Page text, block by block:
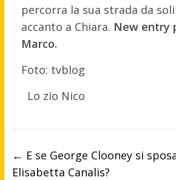
percorra la sua strada da
accanto a Chiara. New entry
Marco.
Foto: tvblog
Lo zio Nico
← E se George Clooney si
Elisabetta Canalis?